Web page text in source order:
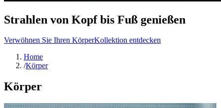
Strahlen von Kopf bis Fuß genießen
Verwöhnen Sie Ihren KörperKollektion entdecken
Home
/Körper
Körper